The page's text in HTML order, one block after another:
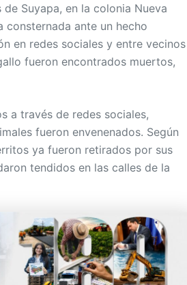
Suyapa, en la colonia Nueva
consternada ante un hecho
en redes sociales y entre vecinos
fueron encontrados muertos,
a través de redes sociales,
fueron envenenados. Según
ya fueron retirados por sus
tendidos en las calles de la